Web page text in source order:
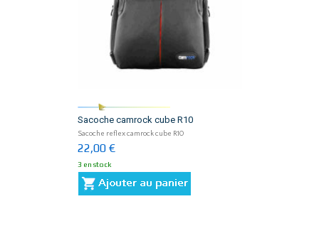
Sacoche camrock cube R10
Sacoche reflex camrock cube R10
22,00 €
3 en stock